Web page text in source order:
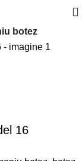
botez
16